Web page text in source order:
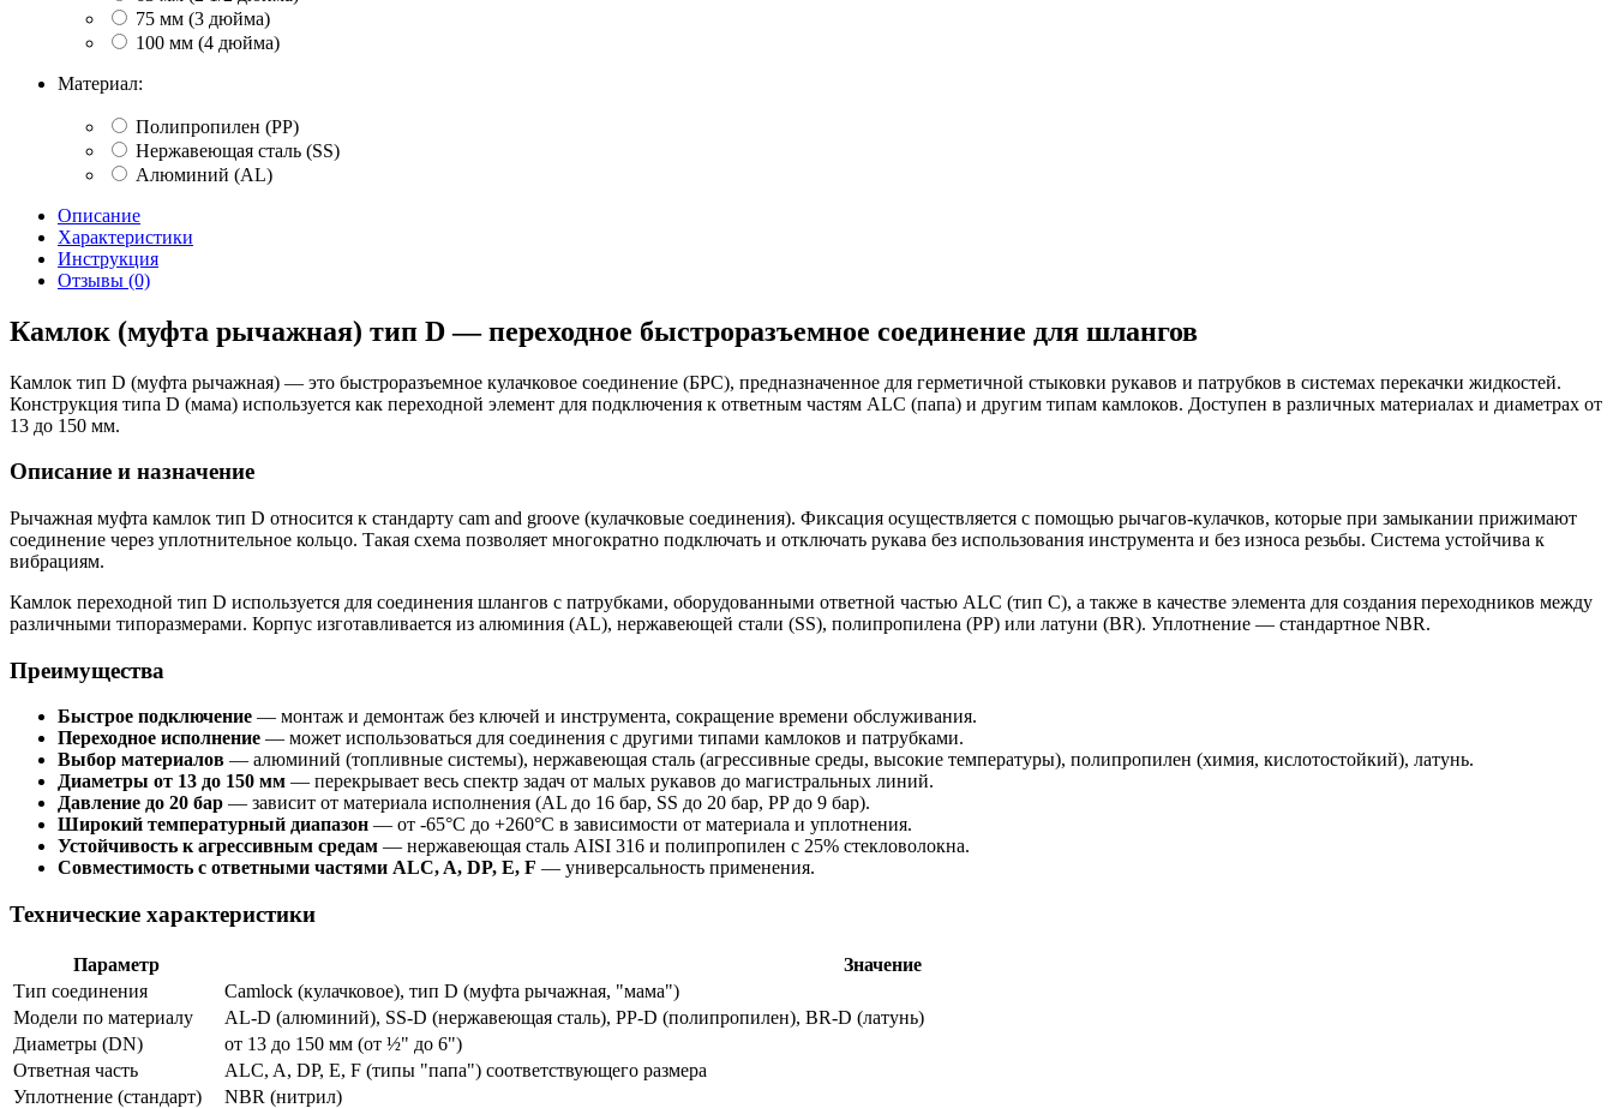
75 мм (3 дюйма)
100 мм (4 дюйма)
Материал:
Полипропилен (PP)
Нержавеющая сталь (SS)
Алюминий (AL)
Описание
Характеристики
Инструкция
Отзывы (0)
Камлок (муфта рычажная) тип D — переходное быстроразъемное соединение для шлангов
Камлок тип D (муфта рычажная) — это быстроразъемное кулачковое соединение (БРС), предназначенное для герметичной стыковки рукавов и патрубков в системах перекачки жидкостей.
Конструкция типа D (мама) используется как переходной элемент для подключения к ответным частям ALC (папа) и другим типам камлоков. Доступен в различных материалах и диаметрах от
13 до 150 мм.
Описание и назначение
Рычажная муфта камлок тип D относится к стандарту cam and groove (кулачковые соединения). Фиксация осуществляется с помощью рычагов-кулачков, которые при замыкании прижимают
соединение через уплотнительное кольцо. Такая схема позволяет многократно подключать и отключать рукава без использования инструмента и без износа резьбы. Система устойчива к
вибрациям.
Камлок переходной тип D используется для соединения шлангов с патрубками, оборудованными ответной частью ALC (тип C), а также в качестве элемента для создания переходников между
различными типоразмерами. Корпус изготавливается из алюминия (AL), нержавеющей стали (SS), полипропилена (PP) или латуни (BR). Уплотнение — стандартное NBR.
Преимущества
Быстрое подключение — монтаж и демонтаж без ключей и инструмента, сокращение времени обслуживания.
Переходное исполнение — может использоваться для соединения с другими типами камлоков и патрубками.
Выбор материалов — алюминий (топливные системы), нержавеющая сталь (агрессивные среды, высокие температуры), полипропилен (химия, кислотостойкий), латунь.
Диаметры от 13 до 150 мм — перекрывает весь спектр задач от малых рукавов до магистральных линий.
Давление до 20 бар — зависит от материала исполнения (AL до 16 бар, SS до 20 бар, PP до 9 бар).
Широкий температурный диапазон — от -65°C до +260°C в зависимости от материала и уплотнения.
Устойчивость к агрессивным средам — нержавеющая сталь AISI 316 и полипропилен с 25% стекловолокна.
Совместимость с ответными частями ALC, A, DP, E, F — универсальность применения.
Технические характеристики
Параметр
Значение
Тип соединения
Camlock (кулачковое), тип D (муфта рычажная, "мама")
Модели по материалу
AL-D (алюминий), SS-D (нержавеющая сталь), PP-D (полипропилен), BR-D (латунь)
Диаметры (DN)
от 13 до 150 мм (от ½" до 6")
Ответная часть
ALC, A, DP, E, F (типы "папа") соответствующего размера
Уплотнение (стандарт)
NBR (нитрил)